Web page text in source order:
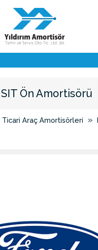
Ön Amortisörü
Ticari Araç Amortisörleri »